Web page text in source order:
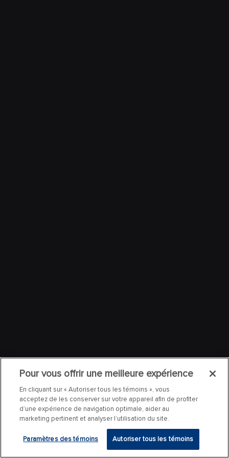
Pour vous offrir une meilleure expérience
En cliquant sur « Autoriser tous les témoins », vous
acceptez de les conserver sur votre appareil afin de profiter
d’une expérience de navigation optimale, aider au
marketing pertinent et analyser l’utilisation du site.
Paramètres des témoins Autoriser tous les témoins